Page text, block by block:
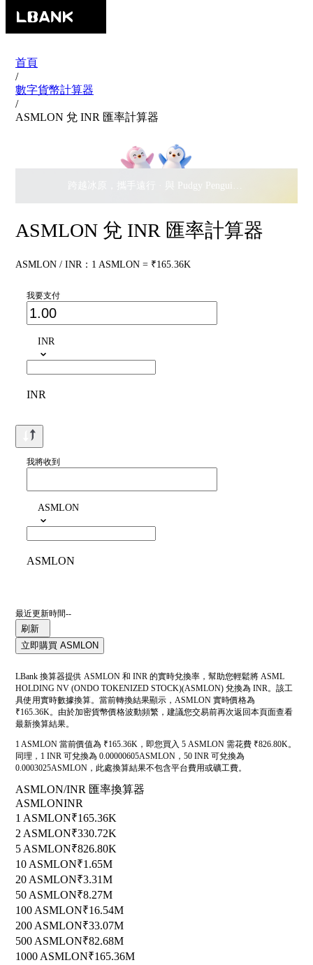
首頁
/
數字貨幣計算器
/
ASMLON 兌 INR 匯率計算器
跨越冰原，攜手遠行 · 與 Pudgy Penguins 搖擺瓜分
ASMLON 兌 INR 匯率計算器
ASMLON / INR：1 ASMLON = ₹165.36K
我要支付
INR
INR
我將收到
ASMLON
ASMLON
最近更新時間--
刷新
立即購買 ASMLON
LBank 換算器提供 ASMLON 和 INR 的實時兌換率，幫助您輕鬆將 ASML
HOLDING NV (ONDO TOKENIZED STOCK)(ASMLON) 兌換為 INR。該工
具使用實時數據換算。當前轉換結果顯示，ASMLON 實時價格為
₹165.36K。由於加密貨幣價格波動頻繁，建議您交易前再次返回本頁面查看
最新換算結果。
1 ASMLON 當前價值為 ₹165.36K，即您買入 5 ASMLON 需花費 ₹826.80K。
同理，1 INR 可兌換為 0.00000605ASMLON，50 INR 可兌換為
0.0003025ASMLON，此處換算結果不包含平台費用或礦工費。
ASMLON/INR 匯率換算器
ASMLONINR
1 ASMLON₹165.36K
2 ASMLON₹330.72K
5 ASMLON₹826.80K
10 ASMLON₹1.65M
20 ASMLON₹3.31M
50 ASMLON₹8.27M
100 ASMLON₹16.54M
200 ASMLON₹33.07M
500 ASMLON₹82.68M
1000 ASMLON₹165.36M